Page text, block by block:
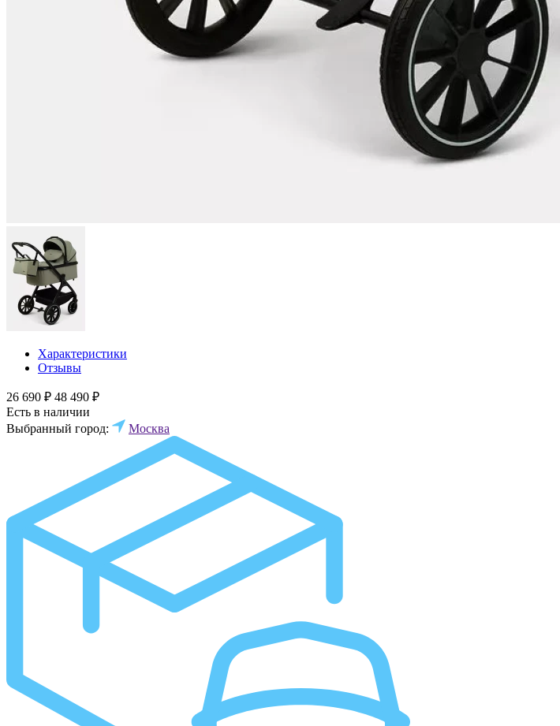
Характеристики
Отзывы
26 690 ₽ 48 490 ₽
Есть в наличии
Выбранный город:
Москва